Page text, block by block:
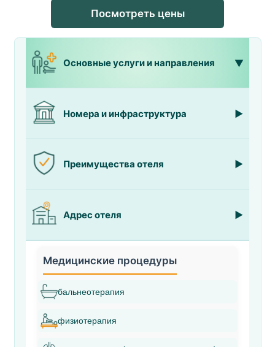
Посмотреть цены
Основные услуги и направления
Номера и инфраструктура
Преимущества отеля
Адрес отеля
Медицинские процедуры
бальнеотерапия
физиотерапия